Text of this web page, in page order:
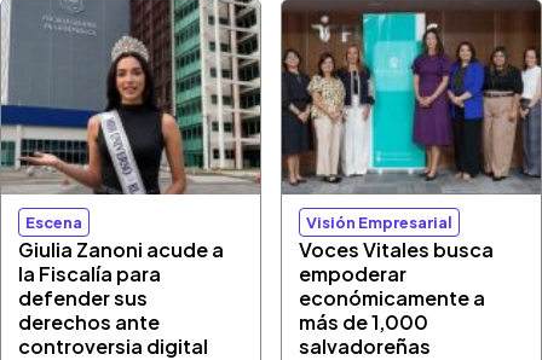
Escena
Giulia Zanoni acude a
la Fiscalía para
defender sus
derechos ante
controversia digital
Visión Empresarial
Voces Vitales busca
empoderar
económicamente a
más de 1,000
salvadoreñas